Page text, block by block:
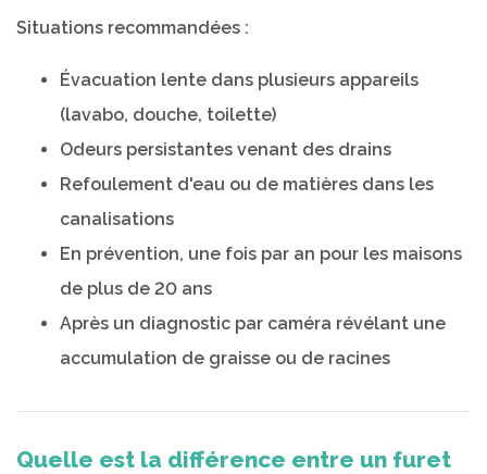
Situations recommandées :
Évacuation lente dans plusieurs appareils
(lavabo, douche, toilette)
Odeurs persistantes venant des drains
Refoulement d'eau ou de matières dans les
canalisations
En prévention, une fois par an pour les maisons
de plus de 20 ans
Après un diagnostic par caméra révélant une
accumulation de graisse ou de racines
Quelle est la différence entre un furet